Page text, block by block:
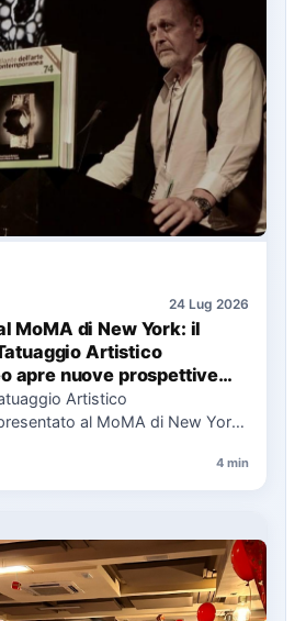
24 Lug 2026
MoMA di New York: il
Artistico
apre nuove prospettive
Artistico
al MoMA di New York
4 min